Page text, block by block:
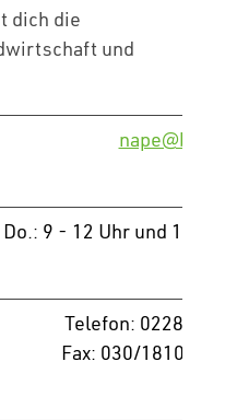
dich die
und
nape@ble.de
9 - 12 Uhr und 13 -
Telefon: 0228/
Fax: 030/18106845